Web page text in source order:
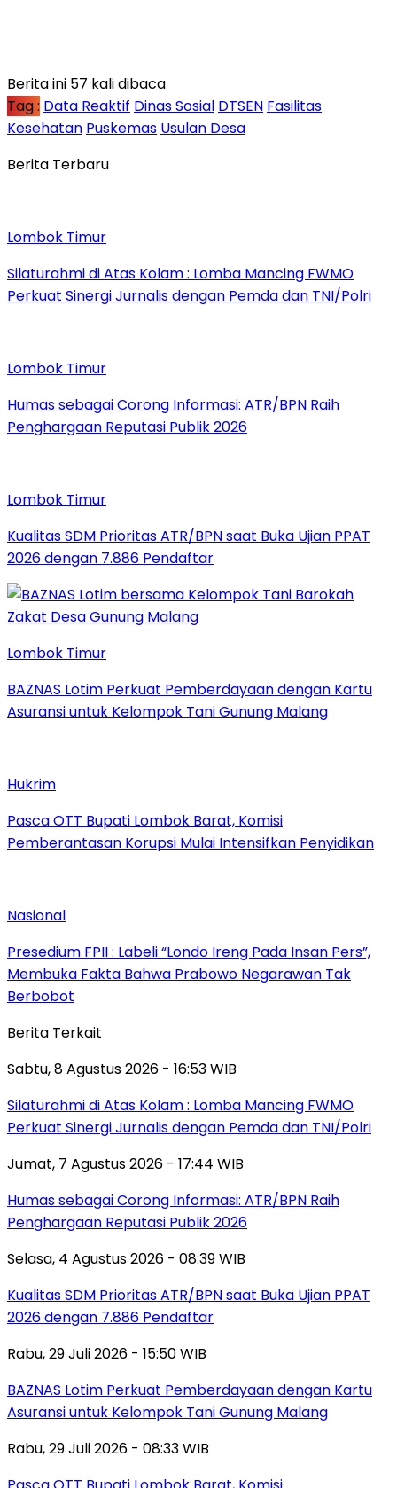
Berita ini 57 kali dibaca
Tag : Data Reaktif Dinas Sosial DTSEN Fasilitas
Kesehatan Puskemas Usulan Desa
Berita Terbaru
Lombok Timur
Silaturahmi di Atas Kolam : Lomba Mancing FWMO
Perkuat Sinergi Jurnalis dengan Pemda dan TNI/Polri
Lombok Timur
Humas sebagai Corong Informasi: ATR/BPN Raih
Penghargaan Reputasi Publik 2026
Lombok Timur
Kualitas SDM Prioritas ATR/BPN saat Buka Ujian PPAT
2026 dengan 7.886 Pendaftar
Lombok Timur
BAZNAS Lotim Perkuat Pemberdayaan dengan Kartu
Asuransi untuk Kelompok Tani Gunung Malang
Hukrim
Pasca OTT Bupati Lombok Barat, Komisi
Pemberantasan Korupsi Mulai Intensifkan Penyidikan
Nasional
Presedium FPII : Labeli “Londo Ireng Pada Insan Pers”,
Membuka Fakta Bahwa Prabowo Negarawan Tak
Berbobot
Berita Terkait
Sabtu, 8 Agustus 2026 - 16:53 WIB
Silaturahmi di Atas Kolam : Lomba Mancing FWMO
Perkuat Sinergi Jurnalis dengan Pemda dan TNI/Polri
Jumat, 7 Agustus 2026 - 17:44 WIB
Humas sebagai Corong Informasi: ATR/BPN Raih
Penghargaan Reputasi Publik 2026
Selasa, 4 Agustus 2026 - 08:39 WIB
Kualitas SDM Prioritas ATR/BPN saat Buka Ujian PPAT
2026 dengan 7.886 Pendaftar
Rabu, 29 Juli 2026 - 15:50 WIB
BAZNAS Lotim Perkuat Pemberdayaan dengan Kartu
Asuransi untuk Kelompok Tani Gunung Malang
Rabu, 29 Juli 2026 - 08:33 WIB